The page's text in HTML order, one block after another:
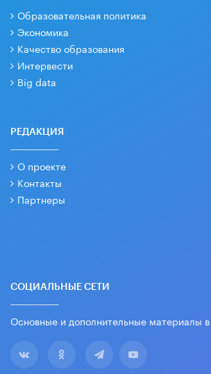
Образовательная политика
Экономика
Качество образования
Интервести
Big data
РЕДАКЦИЯ
О проекте
Контакты
Партнеры
СОЦИАЛЬНЫЕ СЕТИ
Основные и дополнительные материалы